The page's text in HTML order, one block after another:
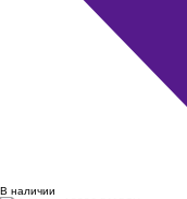
В наличии